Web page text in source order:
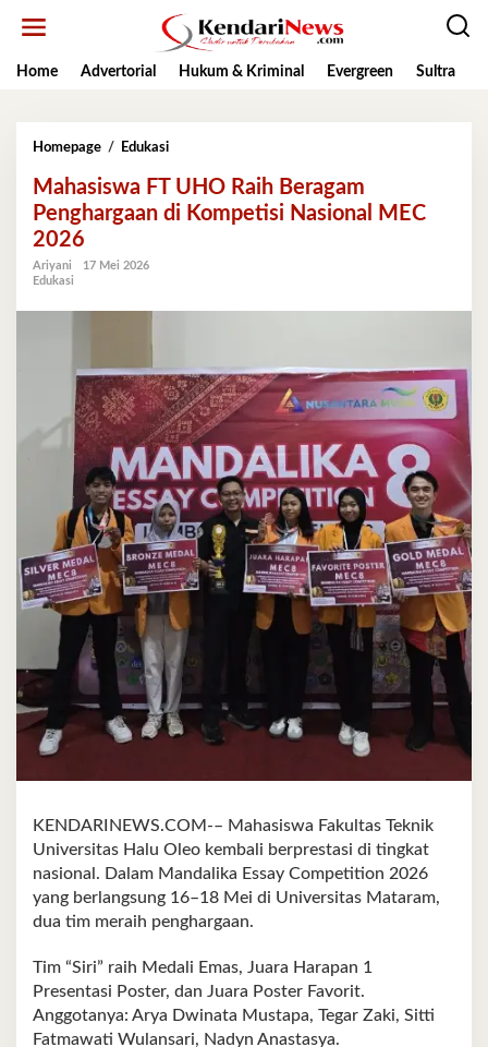
Home
Advertorial Hukum & Kriminal Evergreen Sultra
Homepage / EdukasiMahasiswa
UHO
Raih
Beragam
Mahasiswa FT UHO Raih Beragam
Penghargaan di Kompetisi Nasional MEC
2026
Ariyani
17 Mei 2026
Edukasi
KENDARINEWS.COM-– Mahasiswa Fakultas Teknik
Universitas Halu Oleo kembali berprestasi di tingkat
nasional. Dalam Mandalika Essay Competition 2026
yang berlangsung 16–18 Mei di Universitas Mataram,
dua tim meraih penghargaan.
Tim “Siri” raih Medali Emas, Juara Harapan 1
Presentasi Poster, dan Juara Poster Favorit.
Anggotanya: Arya Dwinata Mustapa, Tegar Zaki, Sitti
Fatmawati Wulansari, Nadyn Anastasya.